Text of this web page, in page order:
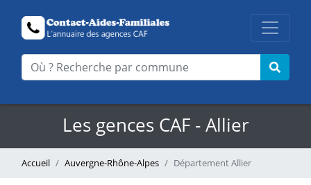
Les gences CAF - Allier
Accueil Auvergne-Rhône-Alpes Département Allier